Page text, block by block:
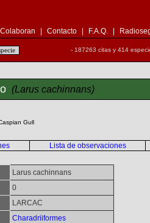
Colaboran Contacto F.A.Q.
- 187263 citas y 414
(Larus cachinnans)
Gull
Lista de observaciones
Larus cachinnans
0
LARCAC
Charadriiformes